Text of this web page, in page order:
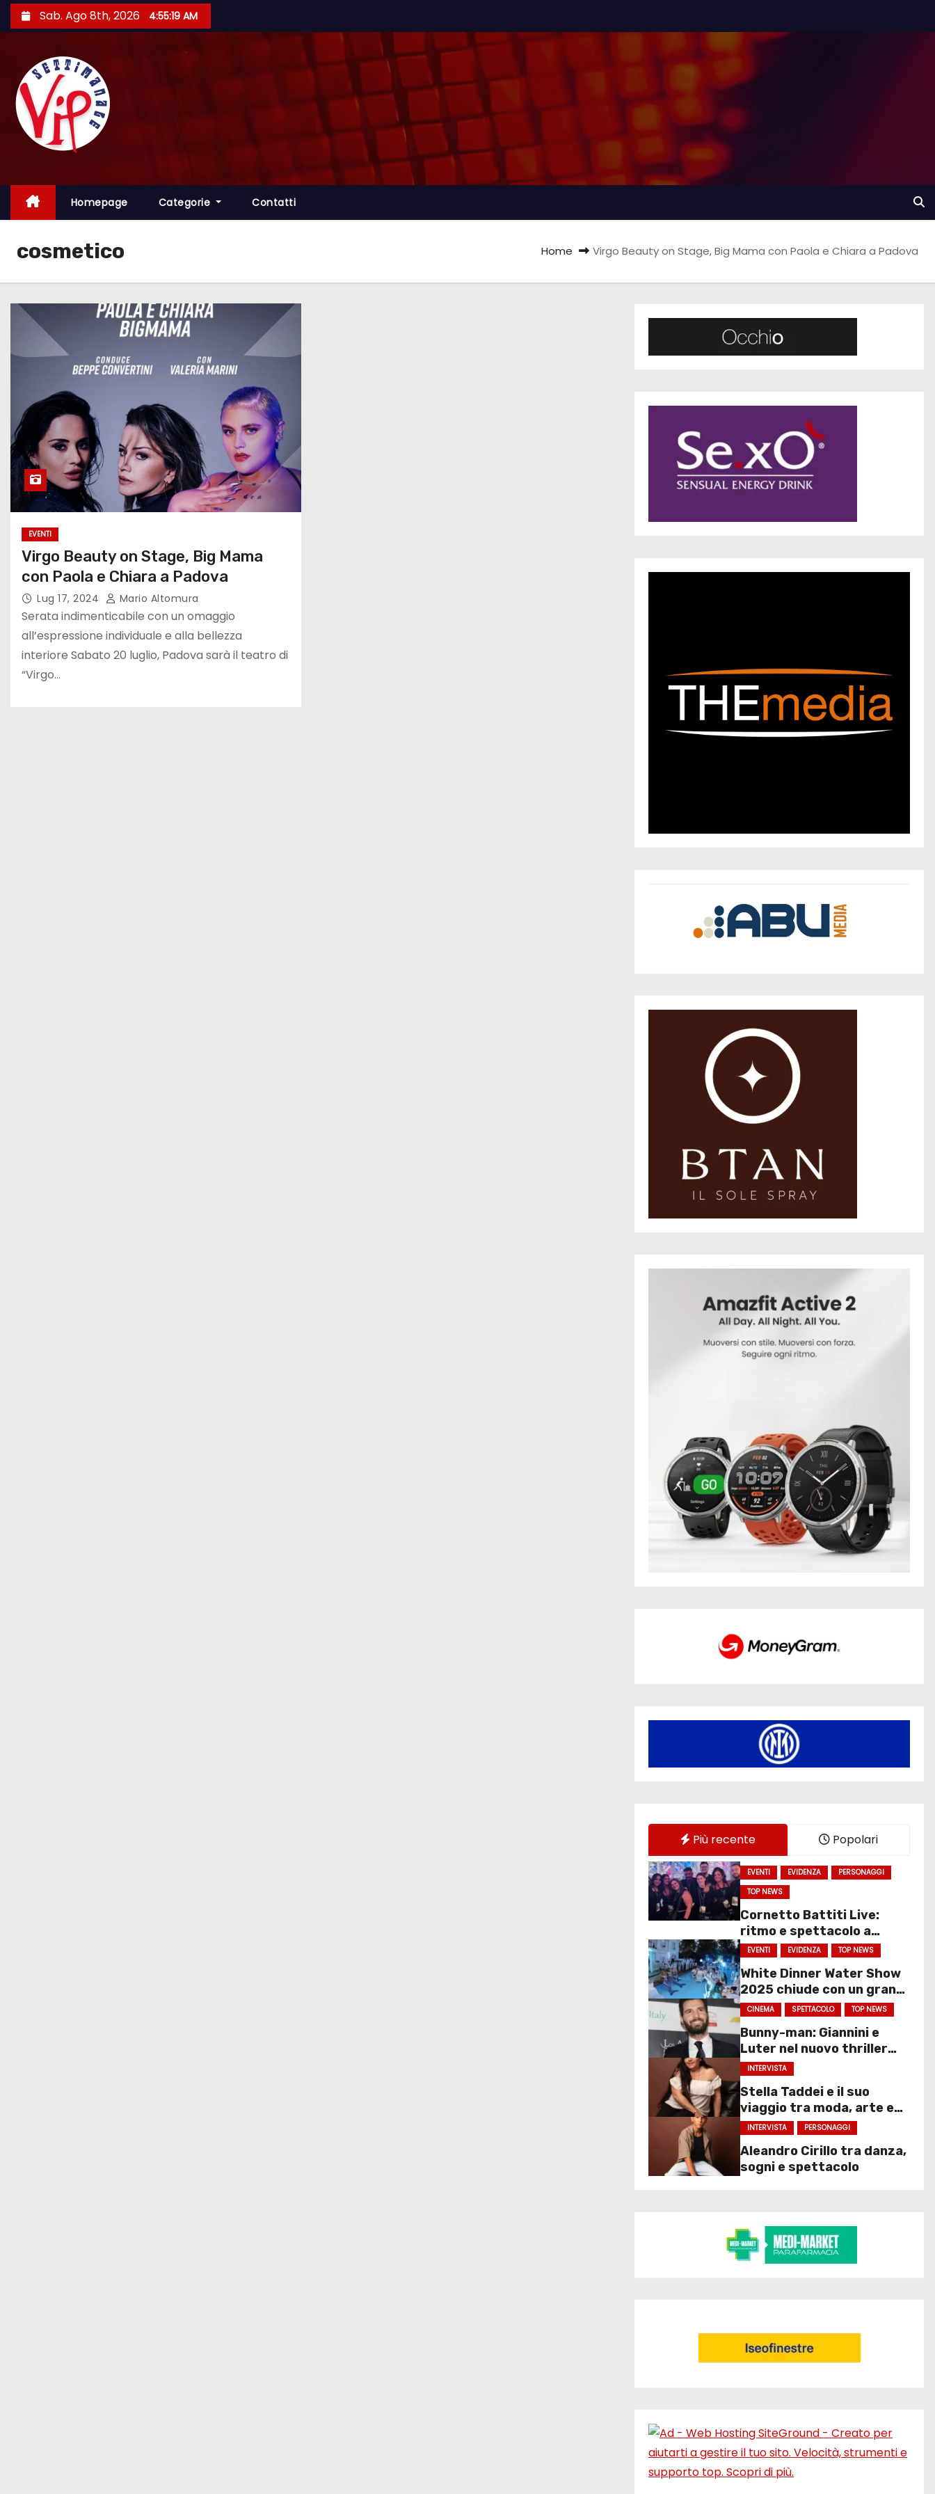
a
n
e
t
Sab. Ago 8th, 2026 4:55:20 AM
Homepage Categorie Contatti
cosmetico Home Virgo Beauty on Stage, Big Mama con Paola e Chiara a Padova
EVENTI
Virgo Beauty on Stage, Big Mama
con Paola e Chiara a Padova
Lug 17, 2024 Mario Altomura
Serata indimenticabile con un omaggio
all’espressione individuale e alla bellezza
interiore Sabato 20 luglio, Padova sarà il teatro di
“Virgo…
Più recente Popolari
EVENTI EVIDENZA
PERSONAGGI
TOP NEWS
Cornetto Battiti Live:
ritmo e spettacolo a
Molfetta
EVENTI EVIDENZA TOP NEWS
White Dinner Water Show
2025 chiude con un gran
finale
CINEMA SPETTACOLO TOP NEWS
Bunny-man: Giannini e
Luter nel nuovo thriller
sociale
INTERVISTA
Stella Taddei e il suo
viaggio tra moda, arte e
spettacolo
INTERVISTA PERSONAGGI
Aleandro Cirillo tra danza,
sogni e spettacolo